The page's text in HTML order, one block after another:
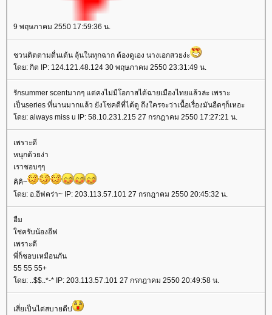
9 พฤษภาคม 2550 17:59:36 น.
ชวนติตตามตื่นเต้น ลุ้นในทุกฉาก ต้องดูเอง นางเอกสวยง่ะ
โดย: กิต IP: 124.121.48.124 30 พฤษภาคม 2550 23:31:49 น.
รักsummer scentมากๆ แต่คงไม่มีโอกาสได้ฉายเมืองไทยแล้วล่ะ เพราะ
เป็นseries ที่นานมากแล้ว ยังโชคดีที่ได้ดู ถึงใครจะว่าเนื้อเรื่องมันอืดๆก็เหอะ
โดย: always miss u IP: 58.10.231.215 27 กรกฎาคม 2550 17:27:21 น.
เพราะดี
หนุกด้วยง่า
เราชอบๆๆ
คิคิ~
โดย: อ.อีฟคร่า~ IP: 203.113.57.101 27 กรกฎาคม 2550 20:45:32 น.
อืม
ใช่ครับน้องอีฟ
เพราะดี
พี่ก็ชอบเหมือนกัน
55 55 55+
โดย: ..$$..*-* IP: 203.113.57.101 27 กรกฎาคม 2550 20:49:58 น.
เสี่ยเป็นได่สบายดีบ่